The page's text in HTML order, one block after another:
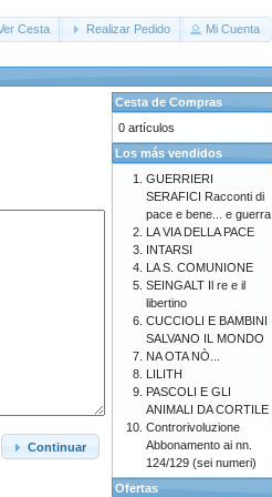
Cesta Realizar Pedido Mi Cuenta
Continuar
Cesta de Compras
0 artículos
Los más vendidos
GUERRIERI
SERAFICI Racconti di
pace e bene... e guerra
LA VIA DELLA PACE
INTARSI
LA S. COMUNIONE
SEINGALT Il re e il
libertino
CUCCIOLI E BAMBINI
SALVANO IL MONDO
NA OTA NÒ...
LILITH
PASCOLI E GLI
ANIMALI DA CORTILE
Controrivoluzione
Abbonamento ai nn.
124/129 (sei numeri)
Ofertas